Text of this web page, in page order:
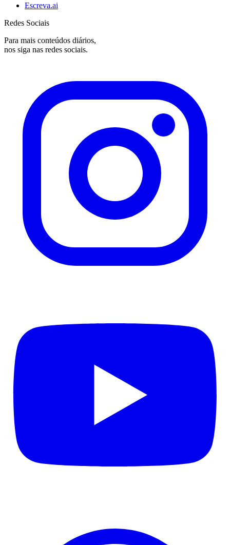
Escreva.ai
Redes Sociais
Para mais conteúdos diários,
nos siga nas redes sociais.